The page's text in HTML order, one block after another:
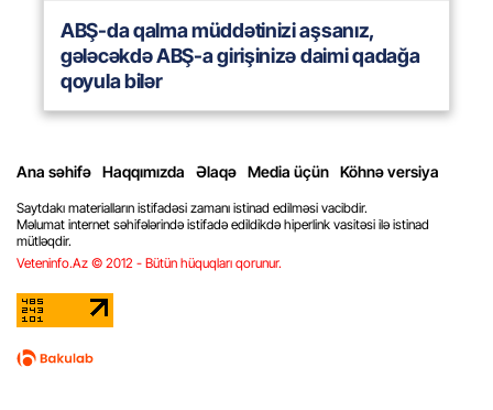
ABŞ-da qalma müddətinizi aşsanız,
gələcəkdə ABŞ-a girişinizə daimi qadağa
qoyula bilər
Ana səhifə Haqqımızda Əlaqə Media üçün Köhnə versiya
Saytdakı materialların istifadəsi zamanı istinad edilməsi vacibdir.
Məlumat internet səhifələrində istifadə edildikdə hiperlink vasitəsi ilə istinad
mütləqdir.
Veteninfo.Az © 2012 - Bütün hüquqları qorunur.